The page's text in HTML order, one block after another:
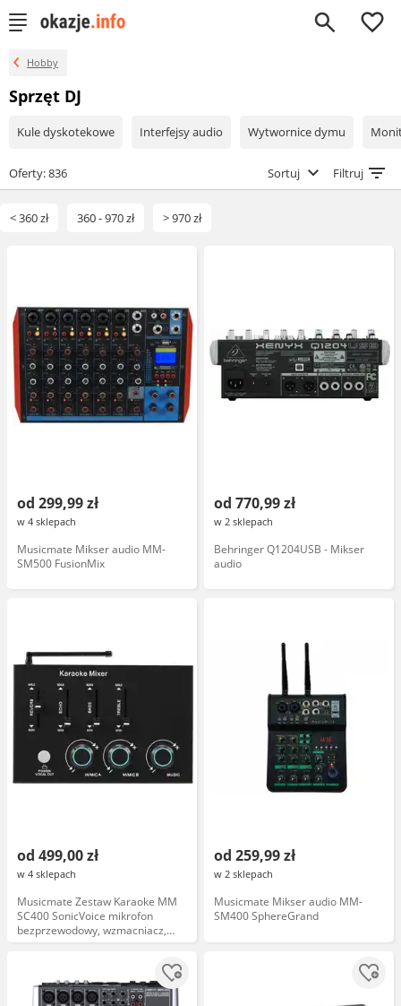
0
Hobby
Sprzęt DJ
Kule dyskotekowe Interfejsy audio Wytwornice dymu
Oferty: 836 Sortuj Filtruj
< 360 zł 360 - 970 zł > 970 zł
od 299,99 zł
w 4 sklepach
Musicmate Mikser audio MM-
SM500 FusionMix
od 770,99 zł
w 2 sklepach
Behringer Q1204USB - Mikser
audio
od 499,00 zł
w 4 sklepach
Musicmate Zestaw Karaoke MM
SC400 SonicVoice mikrofon
bezprzewodowy, wzmacniacz,
głośnik, funkcje echo,
od 259,99 zł
w 2 sklepach
Musicmate Mikser audio MM-
SM400 SphereGrand